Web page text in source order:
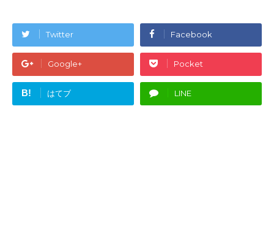
Twitter Facebook
Google+ Pocket
B! はてブ LINE